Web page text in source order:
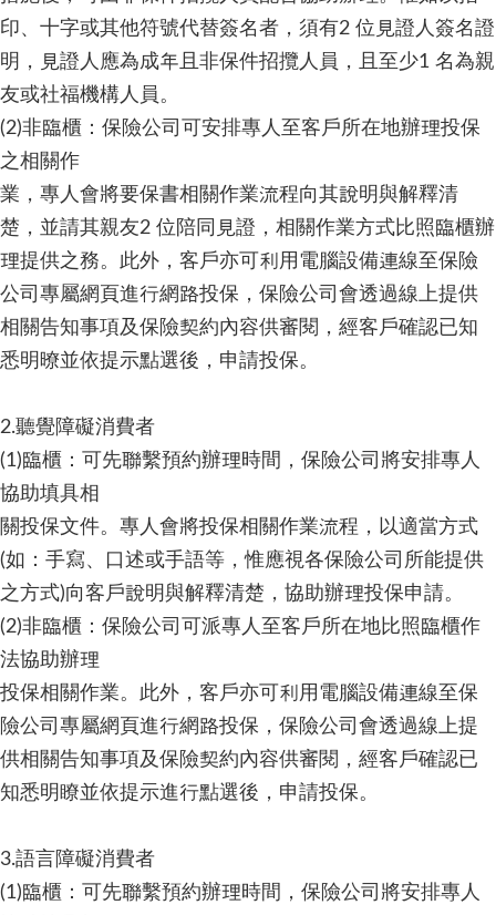
印、十字或其他符號代替簽名者，須有2 位見證人簽名證
明，見證人應為成年且非保件招攬人員，且至少1 名為親
友或社福機構人員。
(2)非臨櫃：保險公司可安排專人至客戶所在地辦理投保
之相關作
業，專人會將要保書相關作業流程向其說明與解釋清
楚，並請其親友2 位陪同見證，相關作業方式比照臨櫃辦
理提供之務。此外，客戶亦可利用電腦設備連線至保險
公司專屬網頁進行網路投保，保險公司會透過線上提供
相關告知事項及保險契約內容供審閱，經客戶確認已知
悉明暸並依提示點選後，申請投保。
2.聽覺障礙消費者
(1)臨櫃：可先聯繫預約辦理時間，保險公司將安排專人
協助填具相
關投保文件。專人會將投保相關作業流程，以適當方式
(如：手寫、口述或手語等，惟應視各保險公司所能提供
之方式)向客戶說明與解釋清楚，協助辦理投保申請。
(2)非臨櫃：保險公司可派專人至客戶所在地比照臨櫃作
法協助辦理
投保相關作業。此外，客戶亦可利用電腦設備連線至保
險公司專屬網頁進行網路投保，保險公司會透過線上提
供相關告知事項及保險契約內容供審閱，經客戶確認已
知悉明瞭並依提示進行點選後，申請投保。
3.語言障礙消費者
(1)臨櫃：可先聯繫預約辦理時間，保險公司將安排專人